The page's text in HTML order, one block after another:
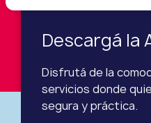
Descargá la
Disfrutá de la
servicios donde
segura y práctica.